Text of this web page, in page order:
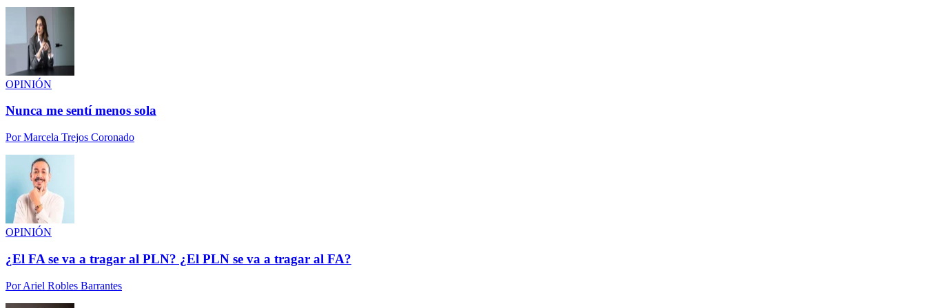
OPINIÓN
Nunca me sentí menos sola
PorMarcela Trejos Coronado
OPINIÓN
¿El FA se va a tragar al PLN? ¿El PLN se va a tragar al FA?
PorAriel Robles Barrantes